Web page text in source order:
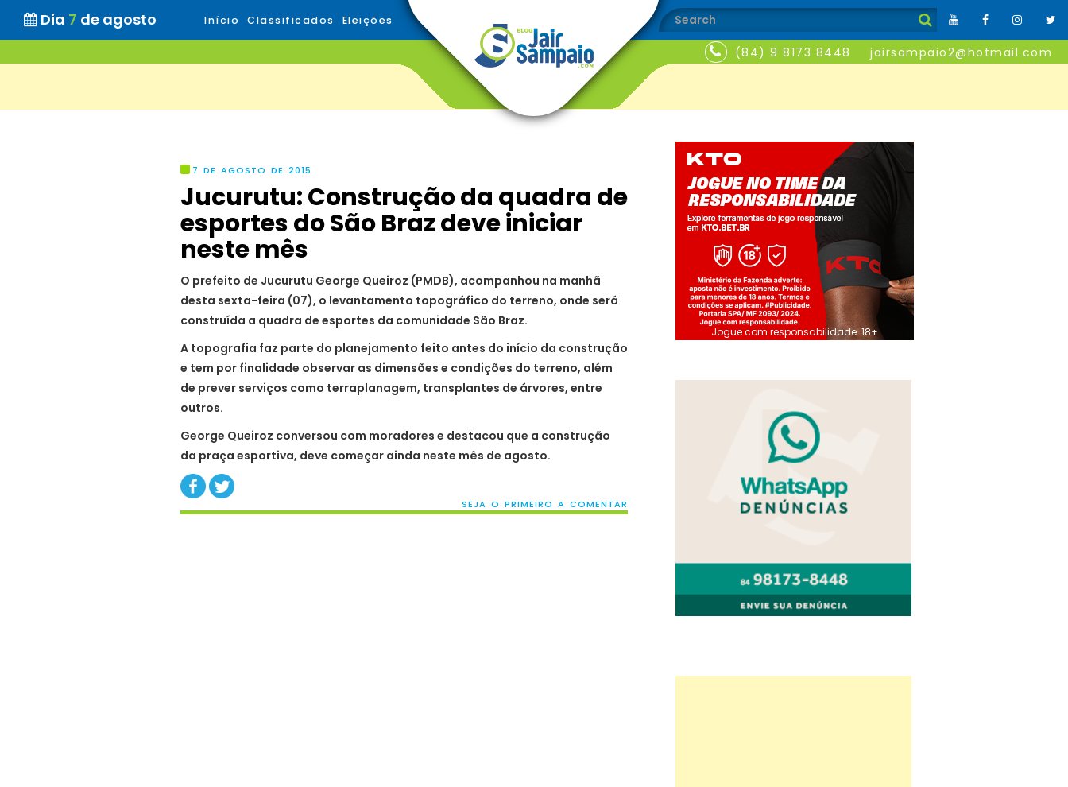
Dia 7 de agosto Início Classificados Eleições
(84) 9 8173 8448 jairsampaio2@hotmail.com
7 DE AGOSTO DE 2015
Jucurutu: Construção da quadra de
esportes do São Braz deve iniciar
neste mês
O prefeito de Jucurutu George Queiroz (PMDB), acompanhou na manhã
desta sexta-feira (07), o levantamento topográfico do terreno, onde será
construída a quadra de esportes da comunidade São Braz.
A topografia faz parte do planejamento feito antes do início da construção
e tem por finalidade observar as dimensões e condições do terreno, além
de prever serviços como terraplanagem, transplantes de árvores, entre
outros.
George Queiroz conversou com moradores e destacou que a construção
da praça esportiva, deve começar ainda neste mês de agosto.
SEJA O PRIMEIRO A COMENTAR
Jogue com responsabilidade. 18+